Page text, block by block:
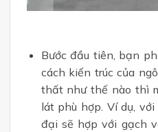
Bước đầu tiên, bạn
cách kiến trúc của
thất như thế nào thì
lát phù hợp. Ví dụ,
đại sẽ hợp với gạch